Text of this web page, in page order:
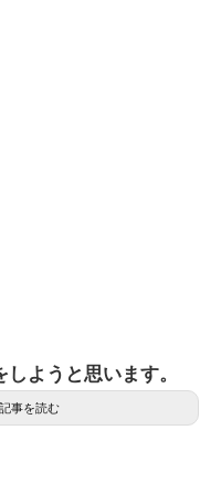
ようと思います。
記事を読む